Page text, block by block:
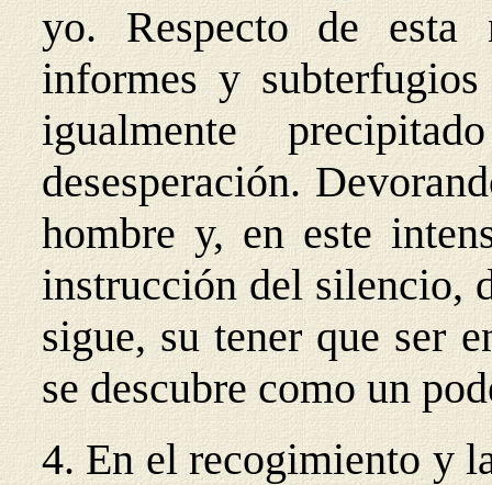
yo. Respecto de esta
informes y
igualmente
desesperación.
hombre y, en este
instrucción del silencio,
sigue, su tener que ser
se descubre como un
4. En el recogimiento y